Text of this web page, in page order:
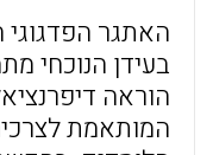
האתגר הפדגוגי
בעידן הנוכחי
הוראה
המותאמת